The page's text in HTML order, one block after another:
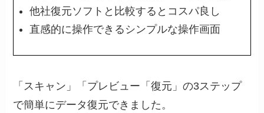
他社復元ソフトと比較するとコスパ良し
直感的に操作できるシンプルな操作画面
「スキャン」「プレビュー「復元」の3ステップ
で簡単にデータ復元できました。